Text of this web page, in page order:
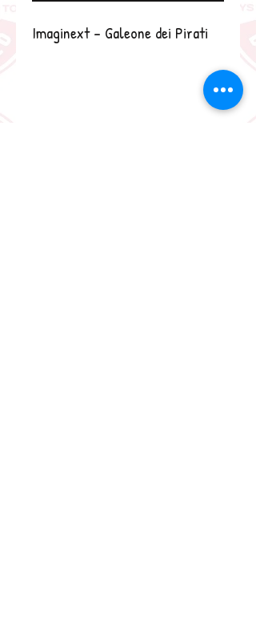
Imaginext - Galeone dei Pirati